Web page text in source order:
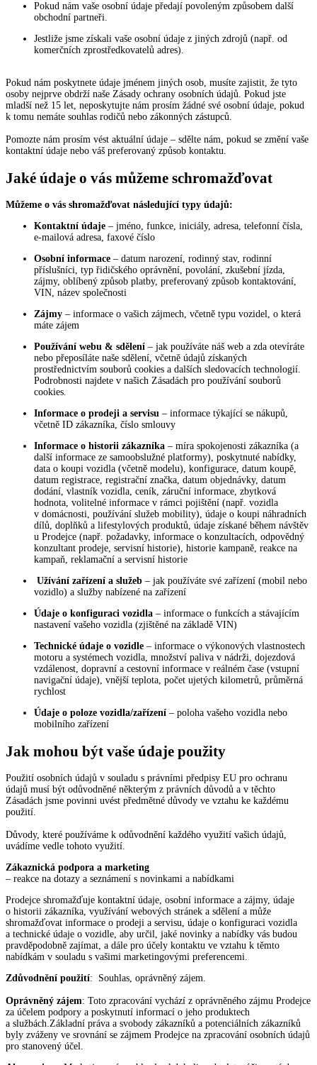
Pokud nám vaše osobní údaje předají povoleným způsobem další
obchodní partneři.
Jestliže jsme získali vaše osobní údaje z jiných zdrojů (např. od
komerčních zprostředkovatelů adres).
Pokud nám poskytnete údaje jménem jiných osob, musíte zajistit, že tyto
osoby nejprve obdrží naše Zásady ochrany osobních údajů. Pokud jste
mladší než 15 let, neposkytujte nám prosím žádné své osobní údaje, pokud
k tomu nemáte souhlas rodičů nebo zákonných zástupců.
Pomozte nám prosím vést aktuální údaje – sdělte nám, pokud se změní vaše
kontaktní údaje nebo váš preferovaný způsob kontaktu.
Jaké údaje o vás můžeme schromažďovat
Můžeme o vás shromažďovat následující typy údajů:
Kontaktní údaje – jméno, funkce, iniciály, adresa, telefonní čísla,
e-mailová adresa, faxové číslo
Osobní informace – datum narození, rodinný stav, rodinní
příslušníci, typ řidičského oprávnění, povolání, zkušební jízda,
zájmy, oblíbený způsob platby, preferovaný způsob kontaktování,
VIN, název společnosti
Zájmy – informace o vašich zájmech, včetně typu vozidel, o která
máte zájem
Používání webu & sdělení – jak používáte náš web a zda otevíráte
nebo přeposíláte naše sdělení, včetně údajů získaných
prostřednictvím souborů cookies a dalších sledovacích technologií.
Podrobnosti najdete v našich Zásadách pro používání souborů
cookies.
Informace o prodeji a servisu – informace týkající se nákupů,
včetně ID zákazníka, číslo smlouvy
Informace o historii zákazníka – míra spokojenosti zákazníka (a
další informace ze samoobslužné platformy), poskytnuté nabídky,
data o koupi vozidla (včetně modelu), konfigurace, datum koupě,
datum registrace, registrační značka, datum objednávky, datum
dodání, vlastník vozidla, ceník, záruční informace, zbytková
hodnota, volitelné informace v rámci pojištění (např. vozidla
v domácnosti, používání služeb mobility), údaje o koupi náhradních
dílů, doplňků a lifestylových produktů, údaje získané během návštěv
u Prodejce (např. požadavky, informace o konzultacích, odpovědný
konzultant prodeje, servisní historie), historie kampaně, reakce na
kampaň, reklamační a servisní historie
Užívání zařízení a služeb – jak používáte své zařízení (mobil nebo
vozidlo) a služby nabízené na zařízení
Údaje o konfiguraci vozidla – informace o funkcích a stávajícím
nastavení vašeho vozidla (zjištěné na základě VIN)
Technické údaje o vozidle – informace o výkonových vlastnostech
motoru a systémech vozidla, množství paliva v nádrži, dojezdová
vzdálenost, dopravní a cestovní informace v reálném čase (vstupní
navigační údaje), vnější teplota, počet ujetých kilometrů, průměrná
rychlost
Údaje o poloze vozidla/zařízení – poloha vašeho vozidla nebo
mobilního zařízení
Jak mohou být vaše údaje použity
Použití osobních údajů v souladu s právními předpisy EU pro ochranu
údajů musí být odůvodněné některým z právních důvodů a v těchto
Zásadách jsme povinni uvést předmětné důvody ve vztahu ke každému
použití.
Důvody, které používáme k odůvodnění každého využití vašich údajů,
uvádíme vedle tohoto využití.
Zákaznická podpora a marketing
– reakce na dotazy a seznámení s novinkami a nabídkami
Prodejce shromažďuje kontaktní údaje, osobní informace a zájmy, údaje
o historii zákazníka, využívání webových stránek a sdělení a může
shromažďovat informace o prodeji a servisu, údaje o konfiguraci vozidla
a technické údaje o vozidle, aby určil, jaké novinky a nabídky vás budou
pravděpodobně zajímat, a dále pro účely kontaktu ve vztahu k těmto
nabídkám v souladu s vašimi marketingovými preferencemi.
Zdůvodnění použití: Souhlas, oprávněný zájem.
Oprávněný zájem: Toto zpracování vychází z oprávněného zájmu Prodejce
za účelem podpory a poskytnutí informací o jeho produktech
a službách.Základní práva a svobody zákazníků a potenciálních zákazníků
byly zváženy ve srovnání se zájmem Prodejce na zpracování osobních údajů
pro stanovený účel.